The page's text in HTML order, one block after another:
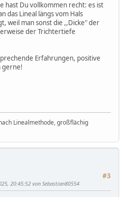
hast Du vollkommen recht: es ist
das Lineal längs vom Hals
weil man sonst die ,,Dicke" der
der Trichtertiefe
Erfahrungen, positive
gerne!
Linealmethode, großflächig
#3
20:45:52 von Sebastian80554